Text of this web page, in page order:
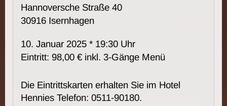
Hannoversche Straße 40
30916 Isernhagen
10. Januar 2025 * 19:30 Uhr
Eintritt: 98,00 € inkl. 3-Gänge Menü
Die Eintrittskarten erhalten Sie im Hotel
Hennies Telefon: 0511-90180.